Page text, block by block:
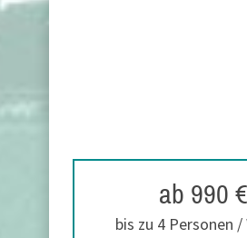
ab 990 €
bis zu 4 Personen /